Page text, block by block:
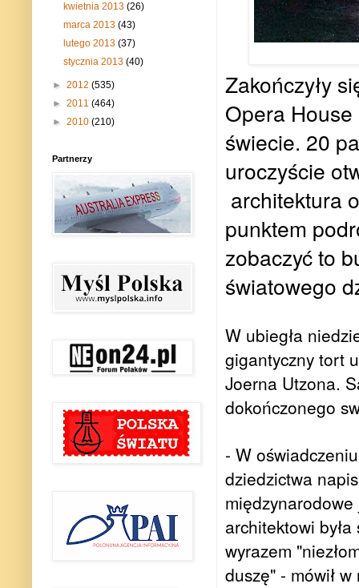
Zakończyły
Opera
świecie. 20
uroczyście
architektura
punktem
zobaczyć to
światowego
W ubiegła
gigantyczny tort
Joerna Utzona.
dokończonego
- W
dziedzictwa
architektowi
wyrazem
duszę" - mówił
kwietnia 2013(26)
marca 2013(43)
lutego 2013(37)
stycznia 2013(40)
► 2012 (535)
► 2011 (464)
► 2010 (210)
Partnerzy